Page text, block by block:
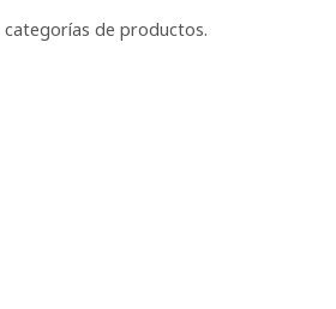
categorías de productos.